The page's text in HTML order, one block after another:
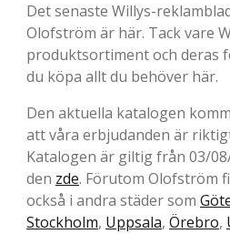
Det senaste Willys-
Olofström är här. Tack vare
produktsortiment och deras
du köpa allt du behöver här.
Den aktuella katalogen
att våra erbjudanden är
Katalogen är giltig från 03/
den zde. Förutom Olofström
också i andra städer som
Stockholm, Uppsala, Örebro,